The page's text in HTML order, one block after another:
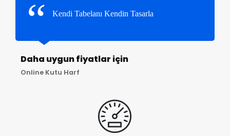
Kendi Tabelanı Kendin Tasarla
Daha uygun fiyatlar için
Online Kutu Harf